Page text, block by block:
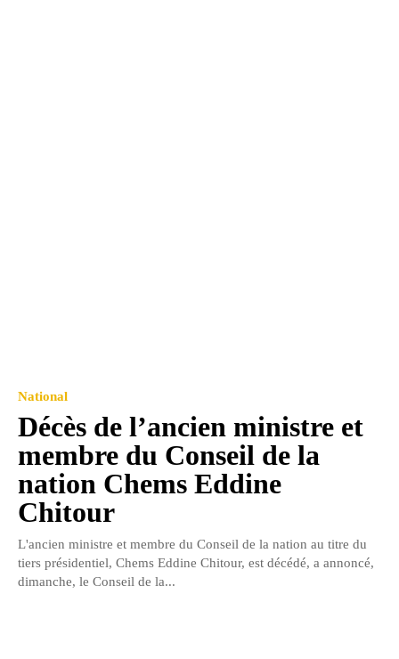
National
Décès de l’ancien ministre et
membre du Conseil de la
nation Chems Eddine
Chitour
L'ancien ministre et membre du Conseil de la nation au titre du
tiers présidentiel, Chems Eddine Chitour, est décédé, a annoncé,
dimanche, le Conseil de la...